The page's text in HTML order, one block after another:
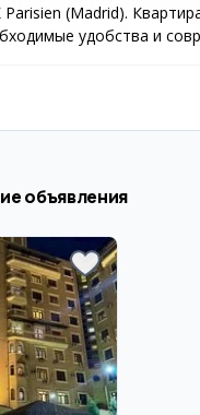
(Madrid).
удобства и
объявления